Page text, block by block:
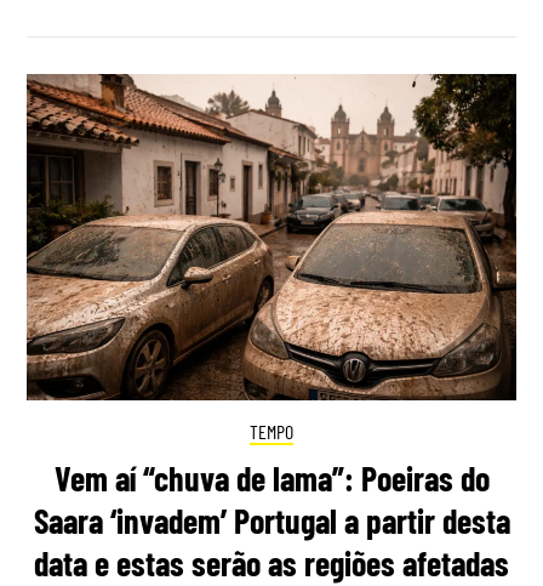
TEMPO
Vem aí “chuva de lama”: Poeiras do
Saara ‘invadem’ Portugal a partir desta
data e estas serão as regiões afetadas